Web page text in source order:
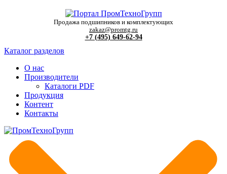
Продажа подшипников и комплектующих
zakaz@promtg.ru
+7 (495) 649-62-94
Каталог разделов
О нас
Производители
Каталоги PDF
Продукция
Контент
Контакты